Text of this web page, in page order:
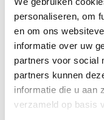
personaliseren, om
en om ons
informatie over uw
partners voor social
partners kunnen
informatie die u aan
verzameld op basis
Mobiliteit &
website of delen
kopiëren of op te
schriftelijke
Transport.
De inhoud van
Platform VMBO